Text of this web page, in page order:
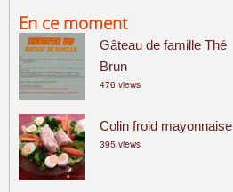
En ce moment
Gâteau de famille Thé
Brun
476 views
Colin froid mayonnaise
395 views